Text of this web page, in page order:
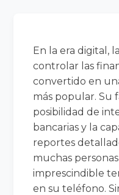
En la era digital,
controlar las
convertido en
más popular. Su
posibilidad de
bancarias y la
reportes
muchas
imprescindible
en su teléfono.